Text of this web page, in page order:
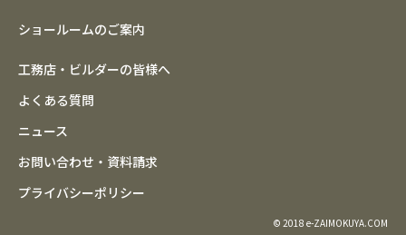
ショールームのご案内
工務店・ビルダーの皆様へ
よくある質問
ニュース
お問い合わせ・資料請求
プライバシーポリシー
© 2018 e-ZAIMOKUYA.COM